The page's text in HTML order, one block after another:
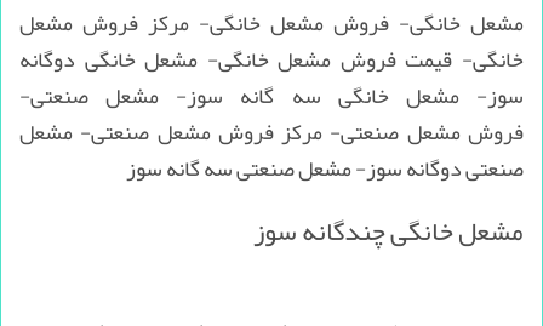
مشعل خانگی- فروش مشعل خانگی- مرکز فروش مشعل
خانگی- قیمت فروش مشعل خانگی- مشعل خانگی دوگانه
سوز- مشعل خانگی سه گانه سوز- مشعل صنعتی-
فروش مشعل صنعتی- مرکز فروش مشعل صنعتی- مشعل
صنعتی دوگانه سوز- مشعل صنعتی سه گانه سوز
مشعل خانگی چندگانه سوز